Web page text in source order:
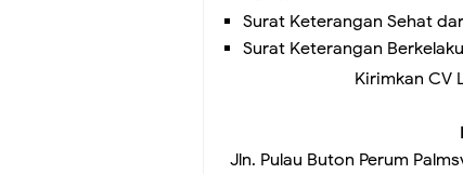
Surat Keterangan Sehat
Surat Keterangan
Kirimkan CV
Jln. Pulau Buton Perum